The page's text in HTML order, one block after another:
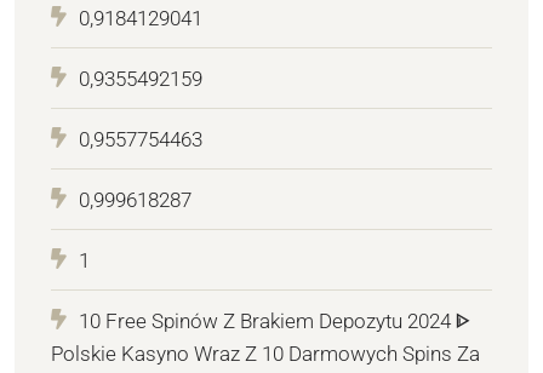
0,9184129041
0,9355492159
0,9557754463
0,999618287
1
10 Free Spinów Z Brakiem Depozytu 2024 ᐈ
Polskie Kasyno Wraz Z 10 Darmowych Spins Za